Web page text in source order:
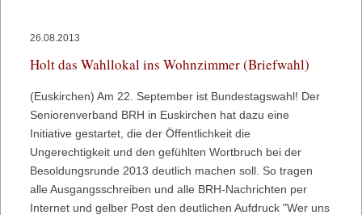
den
26.08.2013
Holt das Wahllokal ins Wohnzimmer (Briefwahl)
(Euskirchen) Am 22. September ist Bundestagswahl! Der
Seniorenverband BRH in Euskirchen hat dazu eine
Initiative gestartet, die der Öffentlichkeit die
Ungerechtigkeit und den gefühlten Wortbruch bei der
Besoldungsrunde 2013 deutlich machen soll. So tragen
alle Ausgangsschreiben und alle BRH-Nachrichten per
Internet und gelber Post den deutlichen Aufdruck "Wer uns